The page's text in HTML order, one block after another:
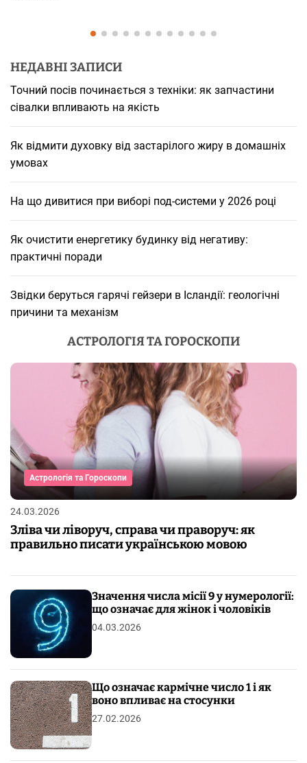
НЕДАВНІ ЗАПИСИ
Точний посів починається з техніки: як запчастини
сівалки впливають на якість
Як відмити духовку від застарілого жиру в домашніх
умовах
На що дивитися при виборі под-системи у 2026 році
Як очистити енергетику будинку від негативу:
практичні поради
Звідки беруться гарячі гейзери в Ісландії: геологічні
причини та механізм
АСТРОЛОГІЯ ТА ГОРОСКОПИ
Астрологія та Гороскопи
24.03.2026
Зліва чи ліворуч, справа чи праворуч: як
правильно писати українською мовою
Значення числа місії 9 у нумерології:
що означає для жінок і чоловіків
04.03.2026
Що означає кармічне число 1 і як
воно впливає на стосунки
27.02.2026